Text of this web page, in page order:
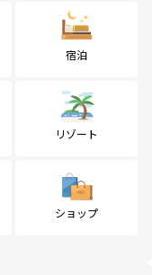
宿泊
リゾート
ショップ